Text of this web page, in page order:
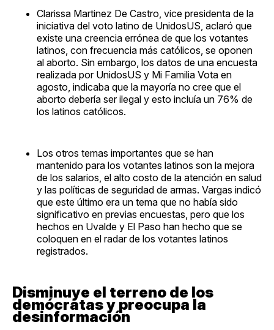
Clarissa Martinez De Castro, vice presidenta de la
iniciativa del voto latino de UnidosUS, aclaró que
existe una creencia errónea de que los votantes
latinos, con frecuencia más católicos, se oponen
al aborto. Sin embargo, los datos de una encuesta
realizada por UnidosUS y Mi Familia Vota en
agosto, indicaba que la mayoría no cree que el
aborto debería ser ilegal y esto incluía un 76% de
los latinos católicos.
Los otros temas importantes que se han
mantenido para los votantes latinos son la mejora
de los salarios, el alto costo de la atención en salud
y las políticas de seguridad de armas. Vargas indicó
que este último era un tema que no había sido
significativo en previas encuestas, pero que los
hechos en Uvalde y El Paso han hecho que se
coloquen en el radar de los votantes latinos
registrados.
Disminuye el terreno de los
demócratas y preocupa la
desinformación